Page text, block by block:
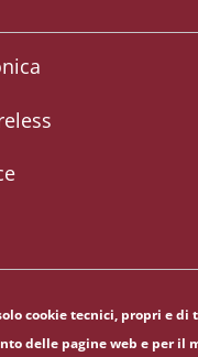
cookie tecnici, propri e di
delle pagine web e per il